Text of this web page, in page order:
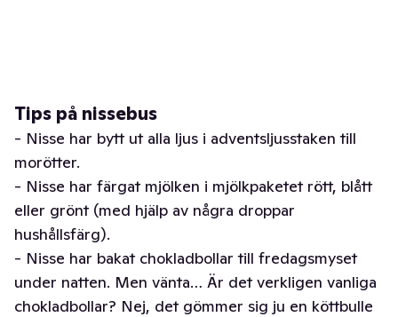
Tips på nissebus
- Nisse har bytt ut alla ljus i adventsljusstaken till
morötter.
- Nisse har färgat mjölken i mjölkpaketet rött, blått
eller grönt (med hjälp av några droppar
hushållsfärg).
- Nisse har bakat chokladbollar till fredagsmyset
under natten. Men vänta… Är det verkligen vanliga
chokladbollar? Nej, det gömmer sig ju en köttbulle